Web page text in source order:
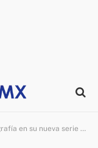
su nueva serie premium